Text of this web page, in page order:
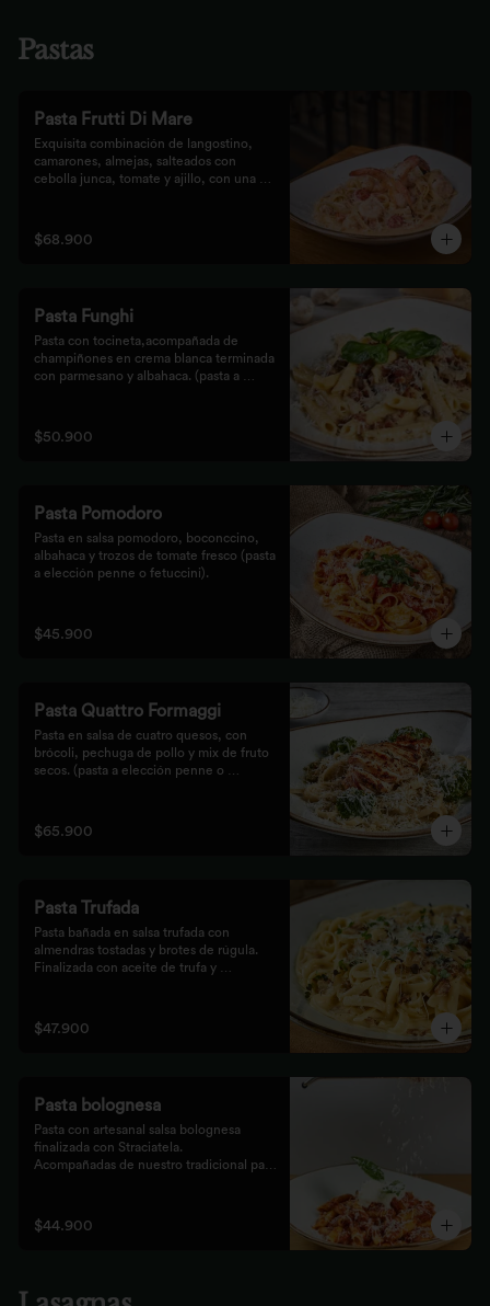
Pastas
Pasta Frutti Di Mare
Exquisita combinación de langostino,
camarones, almejas, salteados con
cebolla junca, tomate y ajillo, con una
acompañado con nuestro tradicional pan
Focaccia.
$68.900
Pasta Funghi
Pasta con tocineta,acompañada de
champiñones en crema blanca terminada
con parmesano y albahaca. (pasta a
$50.900
Pasta Pomodoro
Pasta en salsa pomodoro, boconccino,
albahaca y trozos de tomate fresco (pasta
a elección penne o fetuccini).
$45.900
Pasta Quattro Formaggi
Pasta en salsa de cuatro quesos, con
brócoli, pechuga de pollo y mix de fruto
secos. (pasta a elección penne o
$65.900
Pasta Trufada
Pasta bañada en salsa trufada con
almendras tostadas y brotes de rúgula.
Finalizada con aceite de trufa y
$47.900
Pasta bolognesa
Pasta con artesanal salsa bolognesa
finalizada con Straciatela.
Acompañadas de nuestro tradicional pan
$44.900